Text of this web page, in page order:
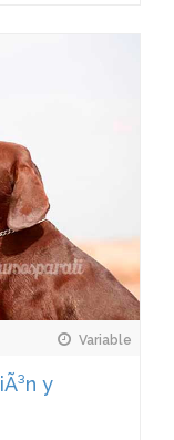
Variable
y